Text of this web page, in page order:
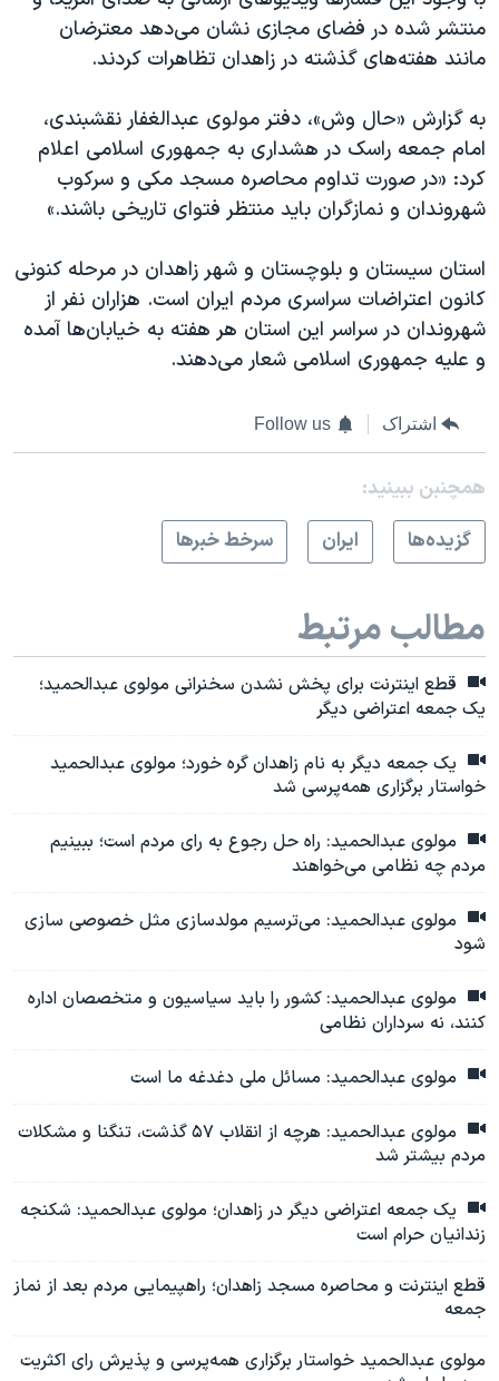
منتشر شده در فضای مجازی نشان می‌دهد معترضان
مانند هفته‌های گذشته در زاهدان تظاهرات کردند.
به گزارش «حال وش»، دفتر مولوی عبدالغفار‌ نقشبندی،
امام جمعه راسک در هشداری به جمهوری اسلامی اعلام
کرد: «در صورت تداوم محاصره مسجد مکی و سرکوب
شهروندان و نمازگران باید منتظر فتوای تاریخی باشند.»
استان سیستان و بلوچستان و شهر زاهدان در مرحله کنونی
کانون اعتراضات سراسری مردم ایران است. هزاران نفر از
شهروندان در سراسر این استان هر هفته به خیابان‌ها آمده
و علیه جمهوری اسلامی شعار می‌دهند.
اشتراک Follow us
همچنبن ببینید:
گزيده‌ها
ايران سرخط خبرها
مطالب مرتبط
قطع اینترنت برای پخش نشدن سخنرانی مولوی عبدالحمید؛
یک جمعه اعتراضی دیگر
یک جمعه دیگر به نام زاهدان گره خورد؛ مولوی عبدالحمید
خواستار برگزاری همه‌پرسی شد
مولوی عبدالحمید: راه حل رجوع به رای مردم است؛ ببینیم
مردم چه نظامی می‌خواهند
مولوی عبدالحمید: می‌ترسیم مولدسازی مثل خصوصی سازی
شود
مولوی عبدالحمید: کشور را باید سیاسیون و متخصصان اداره
کنند، نه سرداران نظامی
مولوی عبدالحمید: مسائل ملی دغدغه ما است
مولوی عبدالحمید: هرچه از انقلاب ۵۷ گذشت، تنگنا و مشکلات
مردم بیشتر شد
یک جمعه اعتراضی دیگر در زاهدان؛ مولوی عبدالحمید: شکنجه
زندانیان حرام است
قطع اینترنت و محاصره مسجد زاهدان؛ راهپیمایی مردم بعد از نماز
جمعه
مولوی عبدالحمید خواستار برگزاری همه‌پرسی و پذیرش رای اکثریت